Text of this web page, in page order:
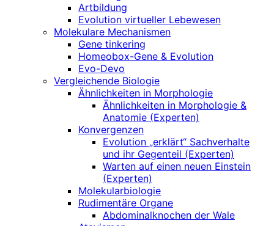
Artbildung
Evolution virtueller Lebewesen
Molekulare Mechanismen
Gene tinkering
Homeobox-Gene & Evolution
Evo-Devo
Vergleichende Biologie
Ähnlichkeiten in Morphologie
Ähnlichkeiten in Morphologie &
Anatomie (Experten)
Konvergenzen
Evolution „erklärt“ Sachverhalte
und ihr Gegenteil (Experten)
Warten auf einen neuen Einstein
(Experten)
Molekularbiologie
Rudimentäre Organe
Abdominalknochen der Wale